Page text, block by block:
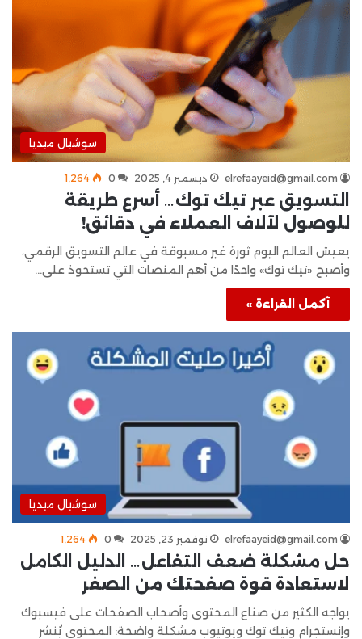
سوشيال ميديا
elrefaayeid@gmail.com ديسمبر 4, 2025 0 1٬264
التسويق عبر تيك توك… أسرع طريقة
للوصول لآلاف العملاء في دقائق!
يعيش العالم اليوم ثورة غير مسبوقة في عالم التسويق الرقمي،
وأصبح «تيك توك» واحدًا من أهم المنصات التي تستحوذ على…
أكمل القراءة »
سوشيال ميديا
elrefaayeid@gmail.com نوفمبر 23, 2025 0 1٬264
حل مشكلة ضعف التفاعل… الدليل الكامل
لاستعادة قوة صفحتك من الصفر
يواجه الكثير من صناع المحتوى وأصحاب الصفحات على فيسبوك
وإنستجرام وتيك توك ويوتيوب مشكلة واضحة: المحتوى يُنشر